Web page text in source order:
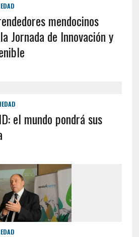
mendocinos
Jornada de Innovación y
el mundo pondrá sus